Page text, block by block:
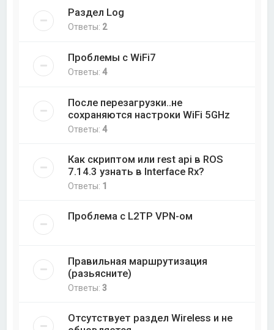
Раздел Log
Ответы: 2
Проблемы с WiFi7
Ответы:4
После перезагрузки..не
сохраняются настроки WiFi 5GHz
Ответы:4
Как скриптом или rest api в ROS
7.14.3 узнать в Interface Rx?
Ответы: 1
Проблема с L2TP VPN-ом
Правильная маршрутизация
(разьясните)
Ответы:3
Отсутствует раздел Wireless и не